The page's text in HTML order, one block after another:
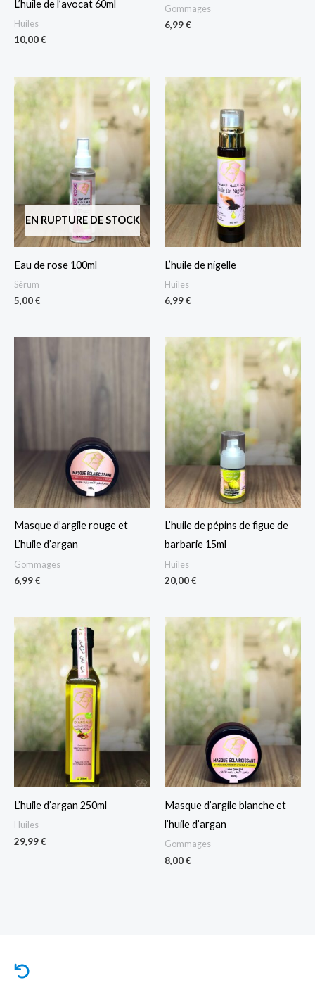
L’huile de l’avocat 60ml
Huiles
10,00€
Gommages
6,99€
EN RUPTURE DE STOCK
Eau de rose 100ml
Sérum
5,00€
L’huile de nigelle
Huiles
6,99€
Masque d’argile rouge et
L’huile d’argan
Gommages
6,99€
L’huile de pépins de figue de
barbarie 15ml
Huiles
20,00€
L’huile d’argan 250ml
Huiles
29,99€
Masque d’argile blanche et
l’huile d’argan
Gommages
8,00€